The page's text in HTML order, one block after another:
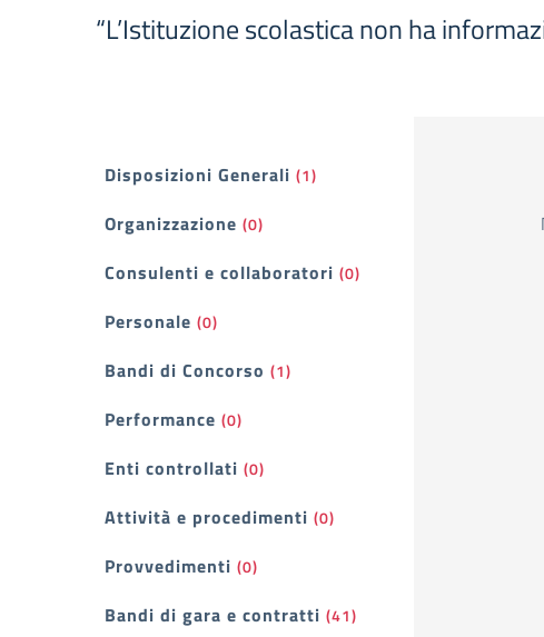
“L’Istituzione scolastica non ha
Filtri
Disposizioni Generali (1)
Organizzazione (0)
Consulenti e collaboratori (0)
Personale (0)
Bandi di Concorso (1)
Performance (0)
Enti controllati (0)
Attività e procedimenti (0)
Provvedimenti (0)
Bandi di gara e contratti (41)